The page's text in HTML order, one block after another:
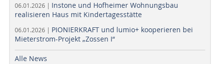
06.01.2026 | Instone und Hofheimer Wohnungsbau
realisieren Haus mit Kindertagesstätte
06.01.2026 | PIONIERKRAFT und lumio+ kooperieren bei
Mieterstrom-Projekt „Zossen I“
Alle News